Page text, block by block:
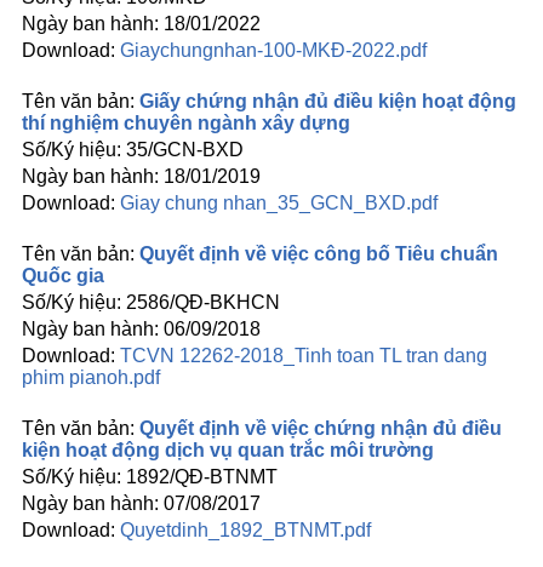
18/01/2022
Giaychungnhan-100-MKĐ-2022.pdf
Giấy chứng nhận đủ điều kiện hoạt động
thí nghiệm chuyên ngành xây dựng
35/GCN-BXD
18/01/2019
Giay chung nhan_35_GCN_BXD.pdf
Quyết định về việc công bố Tiêu chuẩn
Quốc gia
2586/QĐ-BKHCN
06/09/2018
TCVN 12262-2018_Tinh toan TL tran dang
phim pianoh.pdf
Quyết định về việc chứng nhận đủ điều
kiện hoạt động dịch vụ quan trắc môi trường
1892/QĐ-BTNMT
07/08/2017
Quyetdinh_1892_BTNMT.pdf